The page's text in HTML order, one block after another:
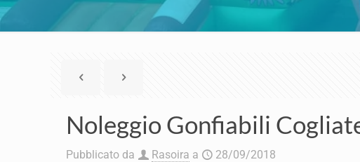
Noleggio Gonfiabili
Pubblicato da Rasoira a 28/09/2018